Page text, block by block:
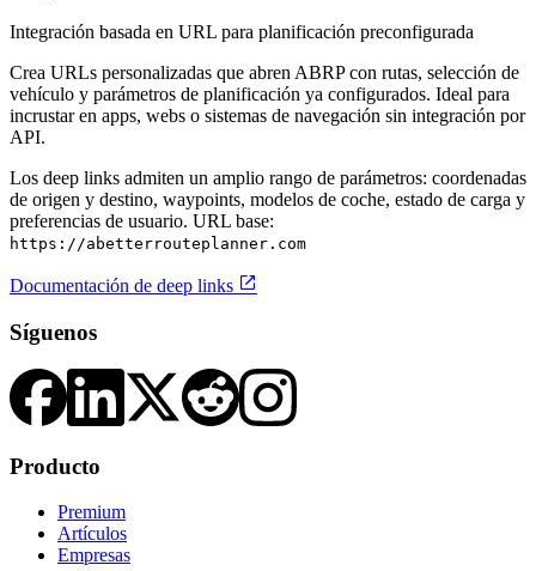
Integración basada en URL para planificación preconfigurada
Crea URLs personalizadas que abren ABRP con rutas, selección de
vehículo y parámetros de planificación ya configurados. Ideal para
incrustar en apps, webs o sistemas de navegación sin integración por
API.
Los deep links admiten un amplio rango de parámetros: coordenadas
de origen y destino, waypoints, modelos de coche, estado de carga y
preferencias de usuario. URL base:
https://abetterrouteplanner.com
Documentación de deep links 
Síguenos
Producto
Premium
Artículos
Empresas